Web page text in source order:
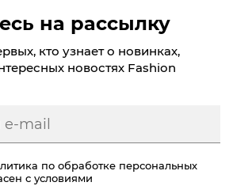
на рассылку
кто узнает о новинках,
новостях Fashion
по обработке персональных
с условиями